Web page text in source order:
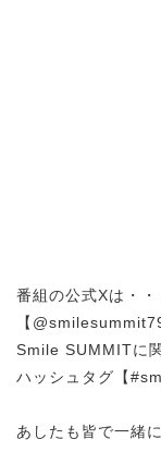
番組の公式Xは・・
【
Smile SUMMITに
ハッシュタグ【
あしたも皆で一緒